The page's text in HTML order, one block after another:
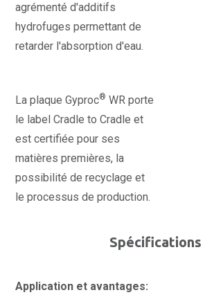
agrémenté d'additifs
hydrofuges permettant de
retarder l'absorption d'eau.
La plaque Gyproc® WR porte
le label Cradle to Cradle et
est certifiée pour ses
matières premières, la
possibilité de recyclage et
le processus de production.
Spécifications
Application et avantages: